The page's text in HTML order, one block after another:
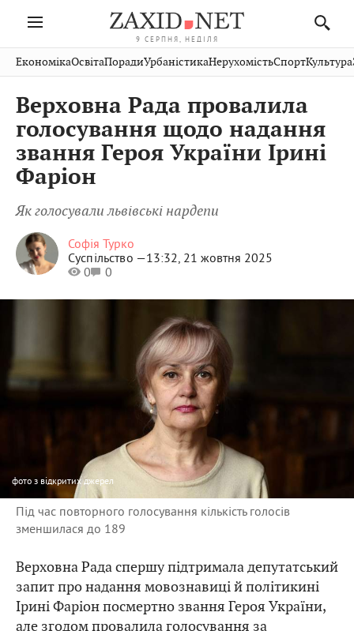
9 СЕРПНЯ, НЕДІЛЯ
Івано-
Франківськ
Волинь
Закарпаття
Рівне
Шептицький
Стрий
Хмельницький
Вінниця
Публікації
Авто СловкоКультура
Кіно Дім СпортКраєзнавство
Фото ОсвітаНерухомість
Домашні
тварини
ЕкономікаОсвітаПорадиУрбаністикаНерухомістьСпортКультура
Верховна Рада провалила
голосування щодо надання
звання Героя України Ірині
Фаріон
Як голосували львівські нардепи
Софія Турко
Суспільство —13:32, 21 жовтня 2025
0
0
фото з відкритих джерел
Під час повторного голосування кількість голосів
зменшилася до 189
Верховна Рада спершу підтримала депутатський
запит про надання мовознавиці й політикині
Ірині Фаріон посмертно звання Героя України,
але згодом провалила голосування за